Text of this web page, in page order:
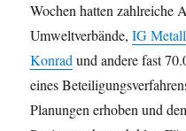
Wochen hatten zahlreiche
Umweltverbände,IG
Konradund andere fast
eines
Planungen erhoben und